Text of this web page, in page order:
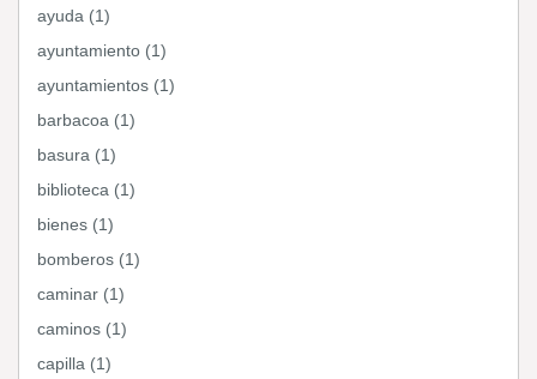
ayuda (1)
ayuntamiento (1)
ayuntamientos (1)
barbacoa (1)
basura (1)
biblioteca (1)
bienes (1)
bomberos (1)
caminar (1)
caminos (1)
capilla (1)